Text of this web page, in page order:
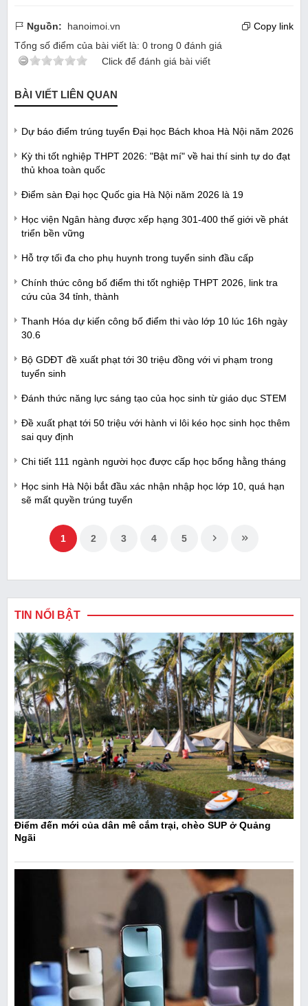
Nguồn: hanoimoi.vn
Copy link
Tổng số điểm của bài viết là: 0 trong 0 đánh giá
Click để đánh giá bài viết
BÀI VIẾT LIÊN QUAN
Dự báo điểm trúng tuyển Đại học Bách khoa Hà Nội năm 2026
Kỳ thi tốt nghiệp THPT 2026: "Bật mí" về hai thí sinh tự do đạt
thủ khoa toàn quốc
Điểm sàn Đại học Quốc gia Hà Nội năm 2026 là 19
Học viện Ngân hàng được xếp hạng 301-400 thế giới về phát
triển bền vững
Hỗ trợ tối đa cho phụ huynh trong tuyển sinh đầu cấp
Chính thức công bố điểm thi tốt nghiệp THPT 2026, link tra
cứu của 34 tỉnh, thành
Thanh Hóa dự kiến công bố điểm thi vào lớp 10 lúc 16h ngày
30.6
Bộ GDĐT đề xuất phạt tới 30 triệu đồng với vi phạm trong
tuyển sinh
Đánh thức năng lực sáng tạo của học sinh từ giáo dục STEM
Đề xuất phạt tới 50 triệu với hành vi lôi kéo học sinh học thêm
sai quy định
Chi tiết 111 ngành người học được cấp học bổng hằng tháng
Học sinh Hà Nội bắt đầu xác nhận nhập học lớp 10, quá hạn
sẽ mất quyền trúng tuyển
1 2 3 4 5
TIN NỔI BẬT
Điểm đến mới của dân mê cắm trại, chèo SUP ở Quảng
Ngãi